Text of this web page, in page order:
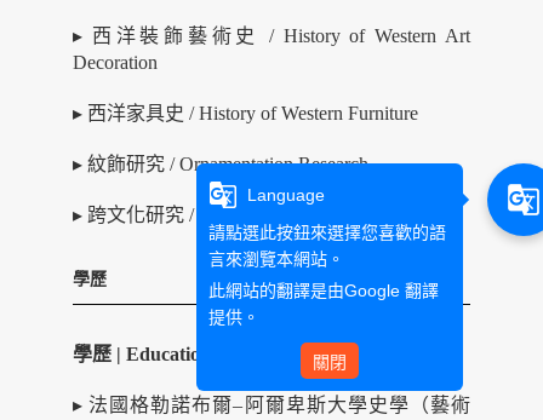
▸ 西洋裝飾藝術史 / History of Western Art
Decoration
▸ 西洋家具史 / History of Western Furniture
▸ 紋飾研究 / Ornamentation Research
▸ 跨文化研究 / Cross-cultural Research
學歷
學歷 | Education
▸ 法 國格勒諾布爾– 阿爾卑斯大學史學（藝術
g_translate
Language
請點選此按鈕來選擇您喜歡的語
言來瀏覽本網站。
此網站的翻譯是由Google 翻譯
提供。
關閉
g_translate